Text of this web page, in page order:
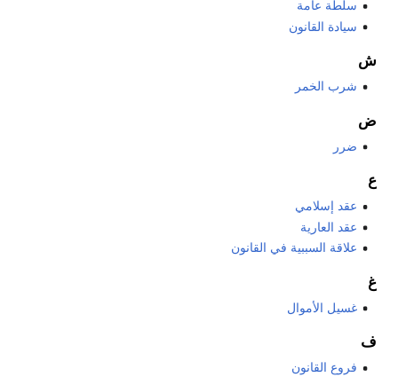
سلطة عامة
سيادة القانون
ش
شرب الخمر
ض
ضرر
ع
عقد إسلامي
عقد العارية
علاقة السببية في القانون
غ
غسيل الأموال
ف
فروع القانون